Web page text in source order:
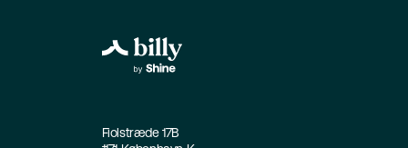
Fiolstræde 17B